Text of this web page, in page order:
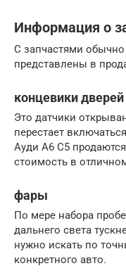
Информация о
С запчастями
представлены в
концевики дверей
Это датчики
перестает
Ауди А6 С5
стоимость в
фары
По мере набора
дальнего света
нужно искать по
конкретного авто.